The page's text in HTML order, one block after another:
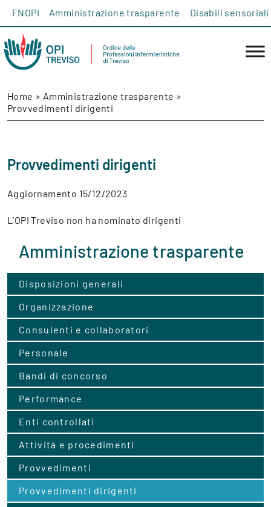
FNOPI Amministrazione trasparente Disabili sensoriali
Home » Amministrazione trasparente »
Provvedimenti dirigenti
Provvedimenti dirigenti
Aggiornamento 15/12/2023
L’OPI Treviso non ha nominato dirigenti
Amministrazione trasparente
Disposizioni generali
Organizzazione
Consulenti e collaboratori
Personale
Bandi di concorso
Performance
Enti controllati
Attività e procedimenti
Provvedimenti
Provvedimenti dirigenti